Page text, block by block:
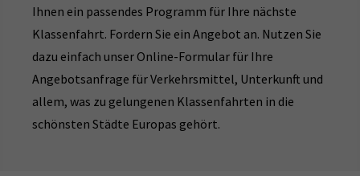
Ihnen ein passendes Programm für Ihre nächste
Klassenfahrt. Fordern Sie ein Angebot an. Nutzen Sie
dazu einfach unser Online-Formular für Ihre
Angebotsanfrage für Verkehrsmittel, Unterkunft und
allem, was zu gelungenen Klassenfahrten in die
schönsten Städte Europas gehört.